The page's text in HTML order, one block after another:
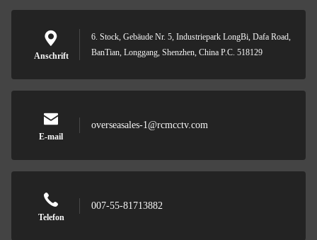
Anschrift
6. Stock, Gebäude Nr. 5, Industriepark LongBi, Dafa Road,
BanTian, Longgang, Shenzhen, China P.C. 518129
E-mail
overseasales-1@rcmcctv.com
Telefon
007-55-81713882